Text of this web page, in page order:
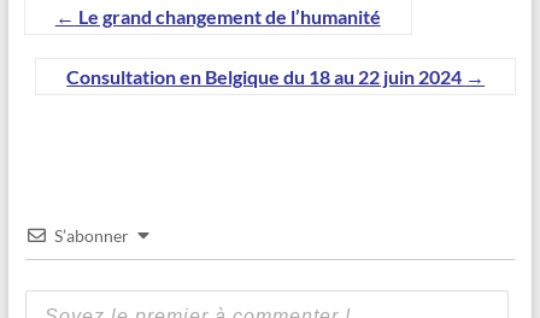
← Le grand changement de l’humanité
Consultation en Belgique du 18 au 22 juin 2024 →
S’abonner